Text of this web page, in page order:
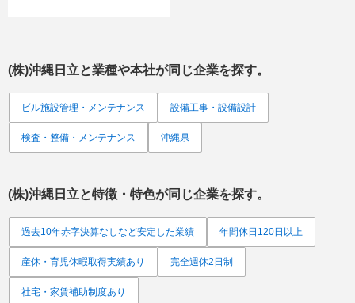
(株)沖縄日立と業種や本社が同じ企業を探す。
ビル施設管理・メンテナンス 設備工事・設備設計
検査・整備・メンテナンス 沖縄県
(株)沖縄日立と特徴・特色が同じ企業を探す。
過去10年赤字決算なしなど安定した業績 年間休日120日以上
産休・育児休暇取得実績あり 完全週休2日制
社宅・家賃補助制度あり